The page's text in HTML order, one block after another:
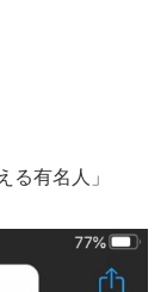
る有名人」